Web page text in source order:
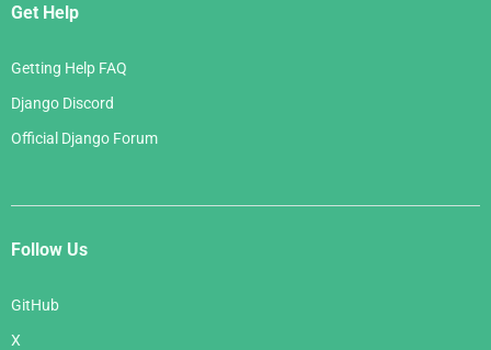
Get Help
Getting Help FAQ
Django Discord
Official Django Forum
Follow Us
GitHub
X